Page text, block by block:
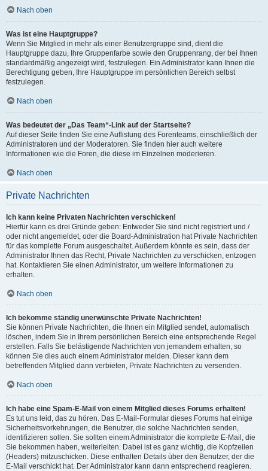
Nach oben
Was ist eine Hauptgruppe?
Wenn Sie Mitglied in mehr als einer Benutzergruppe sind, dient die
Hauptgruppe dazu, Ihre Gruppenfarbe sowie den Gruppenrang, der bei Ihnen
standardmäßig angezeigt wird, festzulegen. Ein Administrator kann Ihnen die
Berechtigung geben, Ihre Hauptgruppe im persönlichen Bereich selbst
festzulegen.
Nach oben
Was bedeutet der „Das Team“-Link auf der Startseite?
Auf dieser Seite finden Sie eine Auflistung des Forenteams, einschließlich der
Administratoren und der Moderatoren. Sie finden hier auch weitere
Informationen wie die Foren, die diese im Einzelnen moderieren.
Nach oben
Private Nachrichten
Ich kann keine Privaten Nachrichten verschicken!
Hierfür kann es drei Gründe geben: Entweder Sie sind nicht registriert und /
oder nicht angemeldet, oder die Board-Administration hat Private Nachrichten
für das komplette Forum ausgeschaltet. Außerdem könnte es sein, dass der
Administrator Ihnen das Recht, Private Nachrichten zu verschicken, entzogen
hat. Kontaktieren Sie einen Administrator, um weitere Informationen zu
erhalten.
Nach oben
Ich bekomme ständig unerwünschte Private Nachrichten!
Sie können Private Nachrichten, die Ihnen ein Mitglied sendet, automatisch
löschen, indem Sie in Ihrem persönlichen Bereich eine entsprechende Regel
erstellen. Falls Sie belästigende Nachrichten von jemandem erhalten, so
können Sie dies auch einem Administrator melden. Dieser kann dem
betreffenden Mitglied dann verbieten, Private Nachrichten zu versenden.
Nach oben
Ich habe eine Spam-E-Mail von einem Mitglied dieses Forums erhalten!
Es tut uns leid, das zu hören. Das E-Mail-Formular dieses Forums hat einige
Sicherheitsvorkehrungen, die Benutzer, die solche Nachrichten senden,
identifizieren sollen. Sie sollten einem Administrator die komplette E-Mail, die
Sie bekommen haben, weiterleiten. Dabei ist es ganz wichtig, die Kopfzeilen
(Headers) mitzuschicken. Diese enthalten Details über den Benutzer, der die
E-Mail verschickt hat. Der Administrator kann dann entsprechend reagieren.